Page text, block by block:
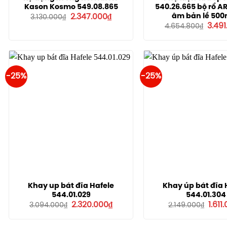
Kason Kosmo 549.08.865
3.130.000₫
Giá
2.347.000₫Giá
hiện
540.26.665 bộ rổ
âm bản lề
4.654.800₫ Giá
-25%
Khay up bát đĩa Hafele
544.01.029
3.094.000₫ Giá
2.320.000₫Giá
hiện
-25%
Khay úp bát đĩa
544.01.304
2.149.000₫ Giá